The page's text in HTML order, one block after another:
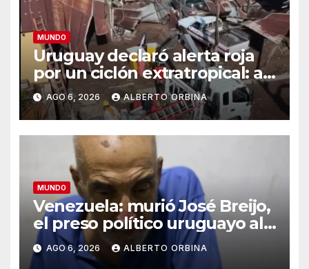
MUNDO
Uruguay declaró alerta roja
por un ciclón extratropical: al
menos un muerto
AGO 6, 2026 ALBERTO ORBINA
MUNDO
Venezuela: murió José Breijo,
el preso político uruguayo al
que le usurpó la casa el
policía que lo arrestó
AGO 6, 2026 ALBERTO ORBINA